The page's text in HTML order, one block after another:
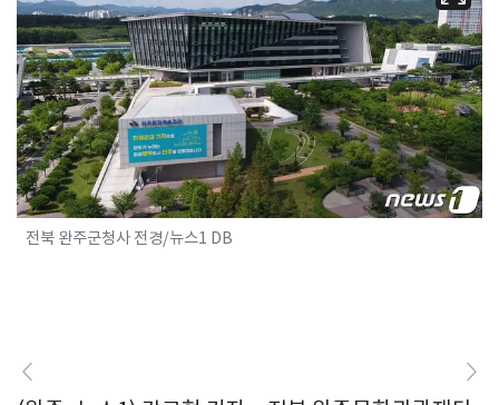
전북 완주군청사 전경/뉴스1 DB